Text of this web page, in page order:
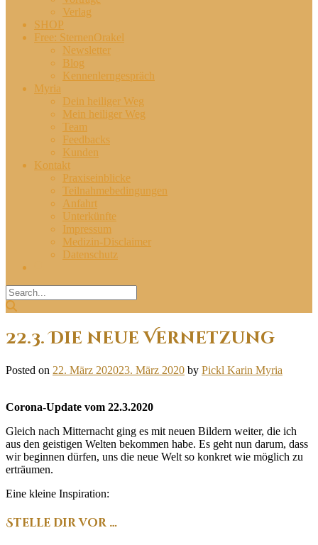
Verlag
SHOP
Free: SternenOrakel
Newsletter
Blog
Kennenlerngespräch
Myria
Dein heiliger Weg
Mein heiliger Weg
Team
Feedbacks
Kunden
Kontakt
Praxiseinblicke
Teilnahmebedingungen
Anfahrt
Unterkünfte
Impressum
Medizin-Disclaimer
Datenschutz
22.3. Die neue Vernetzung
Posted on 22. März 202023. März 2020 by Pickl Karin Myria
Corona-Update vom 22.3.2020
Gleich nach Mitternacht ging es mit neuen Bildern weiter, die ich
aus den geistigen Welten bekommen habe. Es geht nun darum, dass
wir beginnen dürfen, uns die neue Welt so konkret wie möglich zu
erträumen.
Eine kleine Inspiration:
Stelle dir vor …